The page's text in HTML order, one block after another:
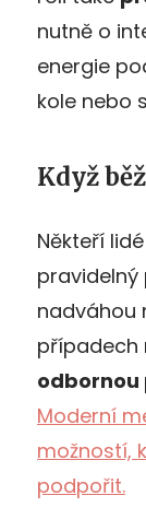
nutně o
energie
kole nebo
Když
Někteří
pravidelný
nadváhou
případech
odbornou
Moderní
možností,
podpořit.